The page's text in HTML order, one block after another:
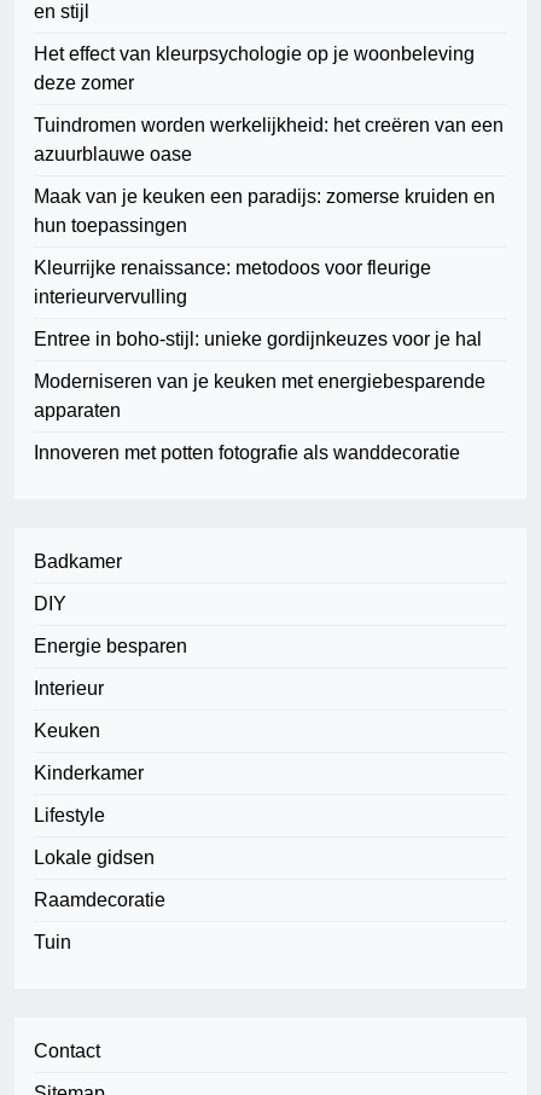
en stijl
Het effect van kleurpsychologie op je woonbeleving
deze zomer
Tuindromen worden werkelijkheid: het creëren van een
azuurblauwe oase
Maak van je keuken een paradijs: zomerse kruiden en
hun toepassingen
Kleurrijke renaissance: metodoos voor fleurige
interieurvervulling
Entree in boho-stijl: unieke gordijnkeuzes voor je hal
Moderniseren van je keuken met energiebesparende
apparaten
Innoveren met potten fotografie als wanddecoratie
Badkamer
DIY
Energie besparen
Interieur
Keuken
Kinderkamer
Lifestyle
Lokale gidsen
Raamdecoratie
Tuin
Contact